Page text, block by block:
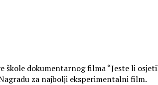
dokumentarnog filma “Jeste li
za najbolji eksperimentalni film.